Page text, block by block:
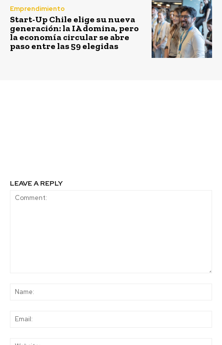
Emprendimiento
Start-Up Chile elige su nueva
generación: la IA domina, pero
la economía circular se abre
paso entre las 59 elegidas
LEAVE A REPLY